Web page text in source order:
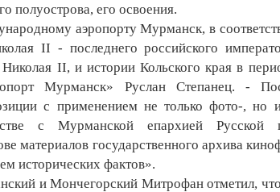
полуострова, его освоения.
аэропорту Мурманск, в
II - последнего российского
II, и истории Кольского края в
Мурманск» Руслан Степанец. -
с применением не только фото-, но
с Мурманской епархией Русской
материалов государственного архива
исторических фактов».
и Мончегорский Митрофан отметил,